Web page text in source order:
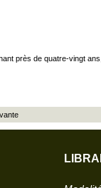
près de quatre-vingt ans,